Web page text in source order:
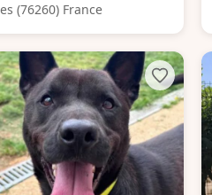
(76260) France